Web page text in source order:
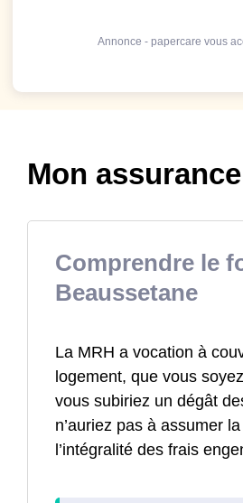
Annonce - papercare vous
Mon
Comprendre le
Beaussetane
La MRH a vocation à
logement, que vous
vous subiriez un dégât
n’auriez pas à assumer
l’intégralité des frais